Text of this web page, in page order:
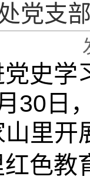
党支
史学
30 日
里开
色教